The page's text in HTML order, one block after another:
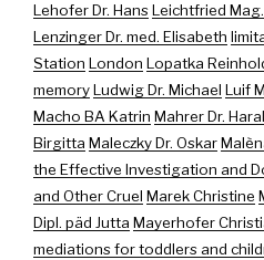
Lehofer Dr. HansLeichtfried
Lenzinger Dr. med. Elisabeth
Station London Lopatka
memoryLudwig Dr. Michael Luif
Macho BA Katrin Mahrer Dr.
Birgitta Maleczky Dr. Oskar
the Effective Investigation and
and Other Cruel Marek Christine
Dipl. päd Jutta Mayerhofer
mediations for toddlers and